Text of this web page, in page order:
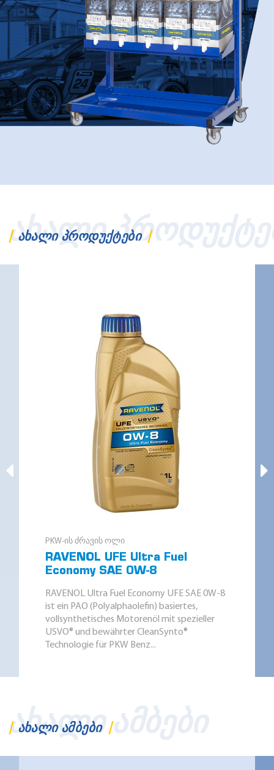
ᲐᲮᲐᲚᲘ
ᲐᲮᲐᲚᲘ ᲞᲠᲝᲓᲣᲥᲢᲔᲑᲘ
PKW-ის ძრავის ოლი
RAVENOL UFE Ultra Fuel
Economy SAE 0W-8
RAVENOL Ultra Fuel Economy UFE SAE 0W-8
ist ein PAO (Polyalphaolefin) basiertes,
vollsynthetisches Motorenöl mit spezieller
USVO® und bewährter CleanSynto®
Technologie für PKW Benz...
ᲐᲮᲐᲚᲘ ᲐᲛᲑᲔᲑᲘ
ᲐᲮᲐᲚᲘ ᲐᲛᲑᲔᲑᲘ